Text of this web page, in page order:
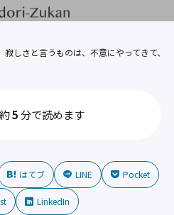
寂しさと言うものは、不意にやってきて、
5分で読めます
はてブ LINE Pocket
LinkedIn